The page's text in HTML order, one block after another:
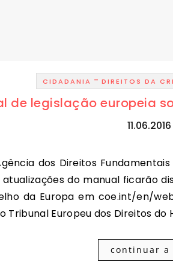
CIDADANIA - DIREITOS DA
de legislação europeia
11.06.2016
do manual ficarão
da Europa em coe.int/en/
Tribunal Europeu dos Direitos do
continuar a